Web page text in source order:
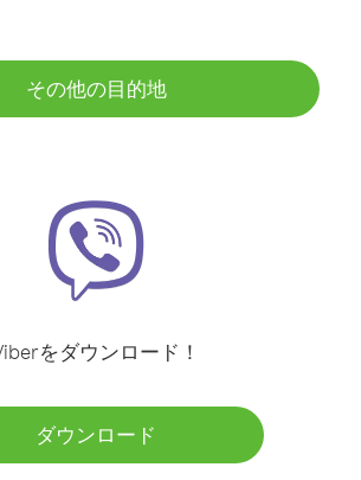
その他の目的地
をダウンロード！
ダウンロード